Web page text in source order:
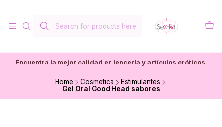
Encuentra la mejor calidad en lencería y artículos eróticos.
Home Cosmetica
Estimulantes
Gel Oral Good Head sabores